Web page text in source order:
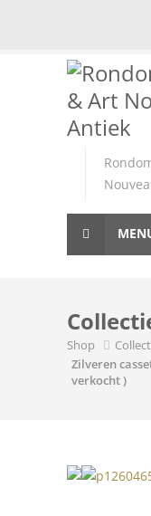
Shop
Zilveren
verkocht )